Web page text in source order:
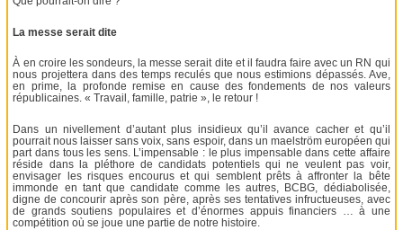
La messe serait dite
À en croire les sondeurs, la messe serait dite et il faudra faire avec un RN qui
nous projettera dans des temps reculés que nous estimions dépassés. Ave,
en prime, la profonde remise en cause des fondements de nos valeurs
républicaines. « Travail, famille, patrie », le retour !
Dans un nivellement d’autant plus insidieux qu’il avance cacher et qu’il
pourrait nous laisser sans voix, sans espoir, dans un maelström européen qui
part dans tous les sens. L’impensable : le plus impensable dans cette affaire
réside dans la pléthore de candidats potentiels qui ne veulent pas voir,
envisager les risques encourus et qui semblent prêts à affronter la bête
immonde en tant que candidate comme les autres, BCBG, dédiabolisée,
digne de concourir après son père, après ses tentatives infructueuses, avec
de grands soutiens populaires et d’énormes appuis financiers … à une
compétition où se joue une partie de notre histoire.